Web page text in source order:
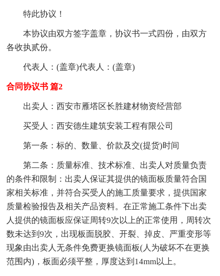
特此协议！
本协议由双方签字盖章，协议书一式四份，由双方
各收执贰份。
代表人：(盖章)代表人：(盖章)
合同协议书 篇2
出卖人：西安市雁塔区长胜建材物资经营部
买受人：西安德生建筑安装工程有限公司
第一条：标的、数量、价款及交(提货)时间
第二条：质量标准、技术标准、出卖人对质量负责
的条件和限制：出卖人保证其提供的镜面板质量符合国
家相关标准，并符合买受人的施工质量要求，提供国家
质量检验报告及相关产品资料。在正常施工条件下出卖
人提供的镜面板应保证周转9次以上的正常使用，周转次
数未达到9次，出现板面脱胶、开裂、掉皮、严重变形等
现象由出卖人无条件免费更换镜面板(人为破坏不在更换
范围内)，板面必须平整，厚度达到14mm以上。